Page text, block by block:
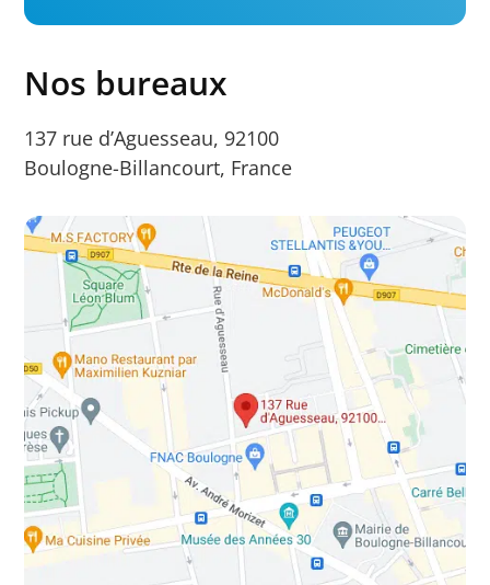
Nos bureaux
137 rue d’Aguesseau, 92100
Boulogne-Billancourt, France